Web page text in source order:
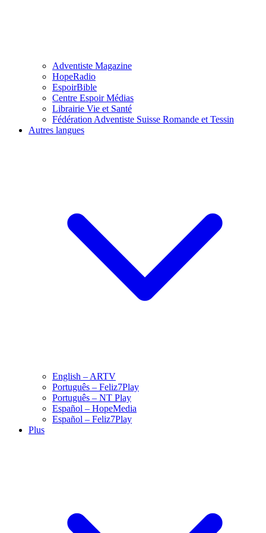
Adventiste Magazine
HopeRadio
EspoirBible
Centre Espoir Médias
Librairie Vie et Santé
Fédération Adventiste Suisse Romande et Tessin
Autres langues
English – ARTV
Português – Feliz7Play
Português – NT Play
Español – HopeMedia
Español – Feliz7Play
Plus